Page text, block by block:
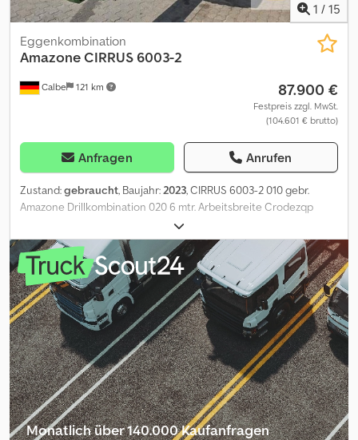
1 / 15
Calbe 121 km
Eggenkombination
AmazoneCIRRUS 6003-2
87.900 €
Festpreis zzgl. MwSt.
(104.601 € brutto)
Anfragen Anrufen
Zustand:gebraucht, Baujahr:2023, CIRRUS 6003-2 010 gebr.
Amazone Drillkombination 020 6 mtr. Arbeitsbreite Crodezqp
Euspfx Angof 030 Frontpacker durchgehend 040 ISOBUS ohne
Terminal
Monatlich über 140.000 Kaufanfragen